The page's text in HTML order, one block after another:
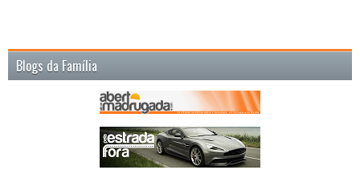
Blogs da Família